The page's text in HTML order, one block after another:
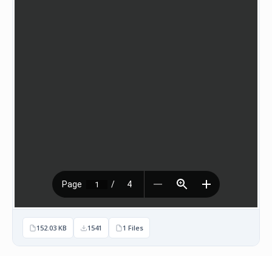
152.03 KB 1541 1 Files